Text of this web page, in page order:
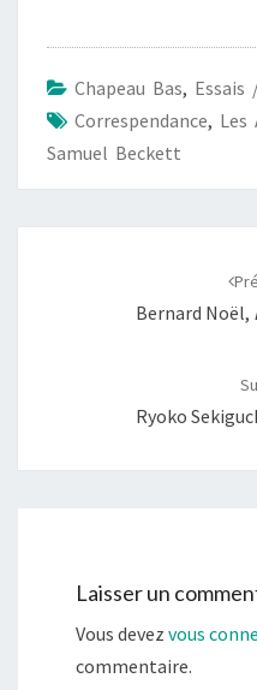
o
o
k
A
p
p
n
Chapeau Bas,
Correspendance, Les
Samuel Beckett
Bernard Noël,
Ryoko
Laisser un
Vous devez vous
commentaire.